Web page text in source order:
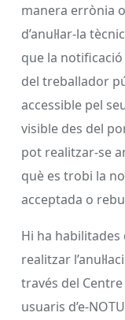
manera errònia
d’anul·lar-la
que la
del treballador
accessible pel
visible des del
pot realitzar-se
què es trobi la
acceptada o
Hi ha
realitzar
través del Centre
usuaris d’e-